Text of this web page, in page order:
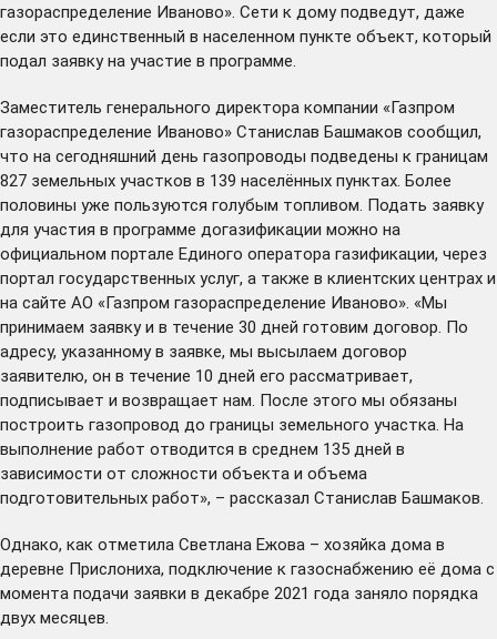
газораспределение Иваново». Сети к дому подведут, даже
если это единственный в населенном пункте объект, который
подал заявку на участие в программе.
Заместитель генерального директора компании «Газпром
газораспределение Иваново» Станислав Башмаков сообщил,
что на сегодняшний день газопроводы подведены к границам
827 земельных участков в 139 населённых пунктах. Более
половины уже пользуются голубым топливом. Подать заявку
для участия в программе догазификации можно на
официальном портале Единого оператора газификации, через
портал государственных услуг, а также в клиентских центрах и
на сайте АО «Газпром газораспределение Иваново». «Мы
принимаем заявку и в течение 30 дней готовим договор. По
адресу, указанному в заявке, мы высылаем договор
заявителю, он в течение 10 дней его рассматривает,
подписывает и возвращает нам. После этого мы обязаны
построить газопровод до границы земельного участка. На
выполнение работ отводится в среднем 135 дней в
зависимости от сложности объекта и объема
подготовительных работ», – рассказал Станислав Башмаков.
Однако, как отметила Светлана Ежова – хозяйка дома в
деревне Прислониха, подключение к газоснабжению её дома с
момента подачи заявки в декабре 2021 года заняло порядка
двух месяцев.